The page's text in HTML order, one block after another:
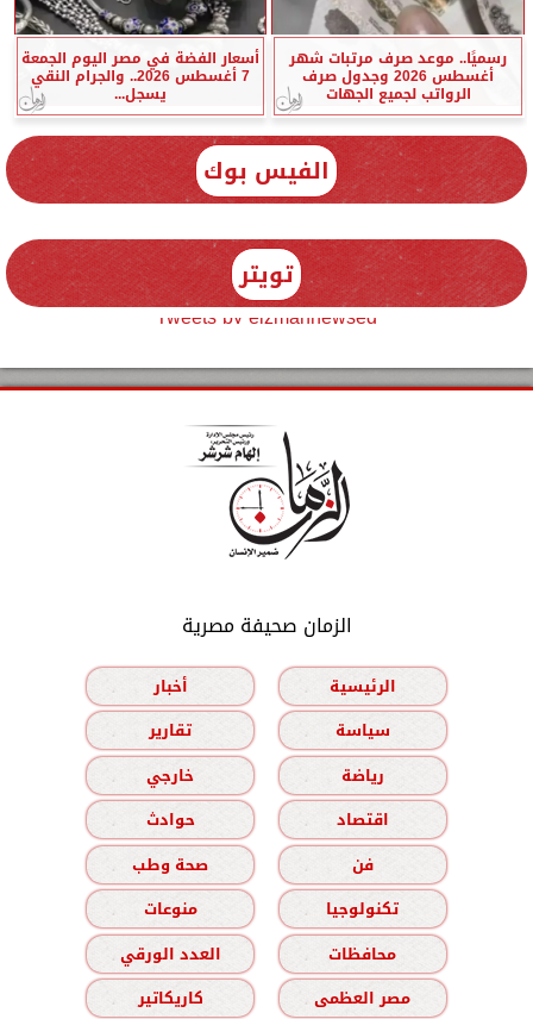
رسميًا.. موعد صرف مرتبات شهر
أغسطس 2026 وجدول صرف
الرواتب لجميع الجهات
أسعار الفضة في مصر اليوم الجمعة
7 أغسطس 2026.. والجرام النقي
يسجل...
الفيس بوك
تويتر
Tweets by elzmannewseg
الزمان صحيفة مصرية
الرئيسية
أخبار
سياسة
تقارير
رياضة
خارجي
اقتصاد
حوادث
فن
صحة وطب
تكنولوجيا
منوعات
محافظات
العدد الورقي
مصر العظمى
كاريكاتير